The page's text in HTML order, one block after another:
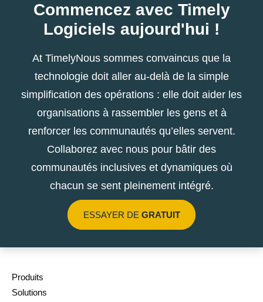
Commencez avec Timely
Logiciels aujourd'hui !
At TimelyNous sommes convaincus que la
technologie doit aller au-delà de la simple
simplification des opérations : elle doit aider les
organisations à rassembler les gens et à
renforcer les communautés qu’elles servent.
Collaborez avec nous pour bâtir des
communautés inclusives et dynamiques où
chacun se sent pleinement intégré.
ESSAYER DE GRATUIT
Produits
Solutions